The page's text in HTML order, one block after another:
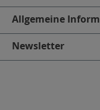
Allgemeine
Newsletter